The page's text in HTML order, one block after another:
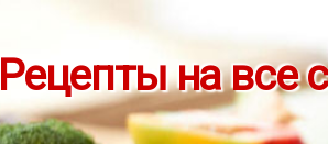
Рецепты на все